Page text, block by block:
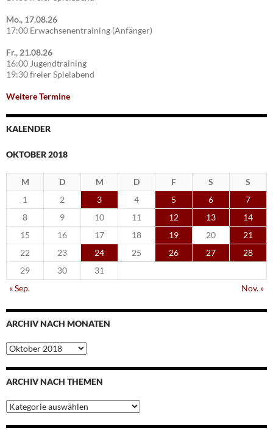
Mo., 17.08.26
17:00 Erwachsenentraining (Anfänger)
Fr., 21.08.26
16:00 Jugendtraining
19:30 freier Spielabend
Weitere Termine
KALENDER
OKTOBER 2018
M D M D F S
S
1
2 3 4 5 6
7
8
9 10 11 12 13
14
15
16 17 18 19 20
21
22
23 24 25 26 27
28
29
30
31
« Sep.
Nov. »
ARCHIV NACH MONATEN
Archiv
nach
Monaten
ARCHIV NACH THEMEN
Archiv
nach
Themen